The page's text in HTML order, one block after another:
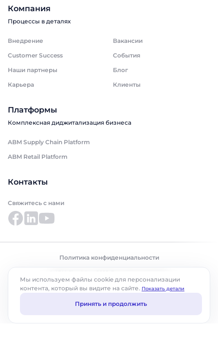
Компания
Процессы в деталях
Внедрение
Вакансии
Customer Success
События
Наши партнеры
Блог
Карьера
Клиенты
Платформы
Комплексная диджитализация бизнеса
ABM Supply Chain Platform
ABM Retail Platform
Контакты
Свяжитесь с нами
Политика конфиденциальности
Мы используем файлы cookie для персонализации
контента, который вы видите на сайте. Показать детали
Принять и продолжить